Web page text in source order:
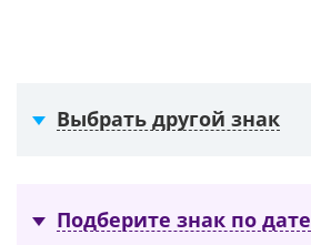
Выбрать другой знак
Подберите знак по дате